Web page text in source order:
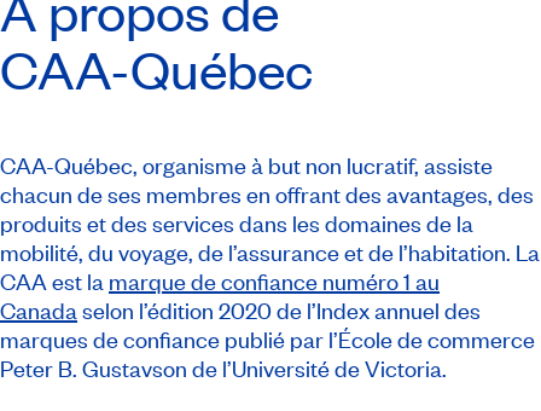
CAA-Québec
CAA-Québec, organisme à but non lucratif, assiste
chacun de ses membres en offrant des avantages, des
produits et des services dans les domaines de la
mobilité, du voyage, de l’assurance et de l’habitation. La
CAA est la marque de confiance numéro 1 au
Canadaselon l’édition 2020 de l’Index annuel des
marques de confiance publié par l’École de commerce
Peter B. Gustavson de l’Université de Victoria.